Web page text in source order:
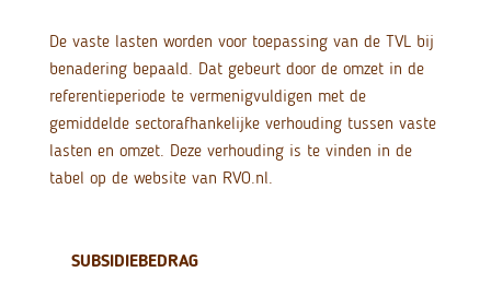
De vaste lasten worden voor toepassing van de TVL bij
benadering bepaald. Dat gebeurt door de omzet in de
referentieperiode te vermenigvuldigen met de
gemiddelde sectorafhankelijke verhouding tussen vaste
lasten en omzet. Deze verhouding is te vinden in de
tabel op de website van RVO.nl.
SUBSIDIEBEDRAG